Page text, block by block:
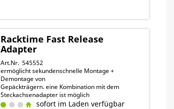
Racktime Fast Release
Adapter
Art.Nr. 545552
ermöglicht sekundenschnelle Montage +
Demontage von
Gepäckträgern. eine Kombination mit dem
Steckachsenadapter ist möglich
sofort im Laden verfügbar